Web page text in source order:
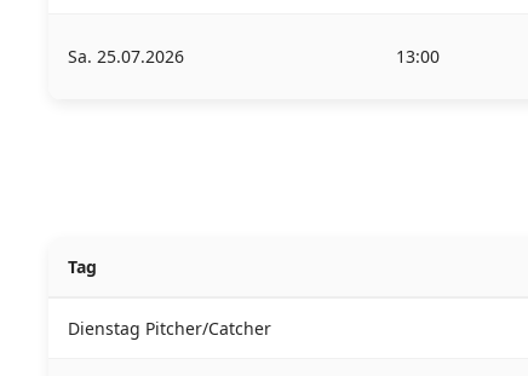
Sa. 25.07.2026 13:00
Tag
Dienstag Pitcher/Catcher